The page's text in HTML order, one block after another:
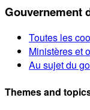
Gouvernement
Toutes les
Ministères et
Au sujet du
Themes and